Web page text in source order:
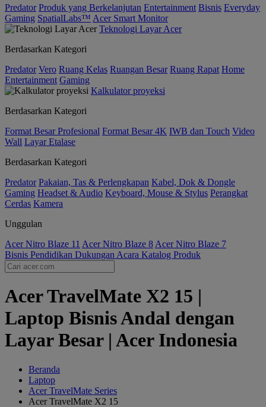
Predator Produk yang Berkelanjutan Entertainment Bisnis Everyday
Gaming SpatialLabs™ Acer Smart Monitor
Teknologi Layar Acer
Berdasarkan Kategori
Predator Vero Ruang Kelas Ruangan Besar Ruang Rapat Home
Entertainment Gaming
Kalkulator proyeksi
Berdasarkan Kategori
Format Besar Profesional Format Besar 4K IWB dan Touch Video
Wall Layar Etalase
Berdasarkan Kategori
Predator Pakaian, Tas & Perlengkapan Kabel, Dok & Dongle
Gaming Headset & Audio Keyboard, Mouse & Stylus Perangkat
Cerdas Kamera
Unggulan
Acer Nitro Blaze 11 Acer Nitro Blaze 8 Acer Nitro Blaze 7
Bisnis Pendidikan Dukungan Acara Katalog Produk
Acer TravelMate X2 15 |
Laptop Bisnis Andal dengan
Layar Besar | Acer Indonesia
Beranda
Laptop
Acer TravelMate Series
Acer TravelMate X2 15